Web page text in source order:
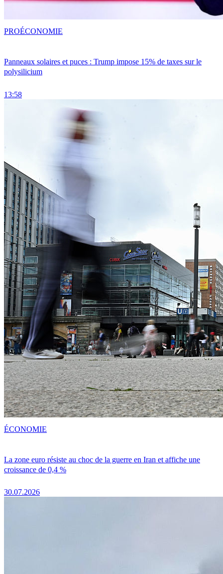
Panneaux solaires et puces : Trump impose 15% de taxes sur le
polysilicium
13:58
PROÉCONOMIE
La zone euro résiste au choc de la guerre en Iran et affiche une
croissance de 0,4 %
30.07.2026
ÉCONOMIE